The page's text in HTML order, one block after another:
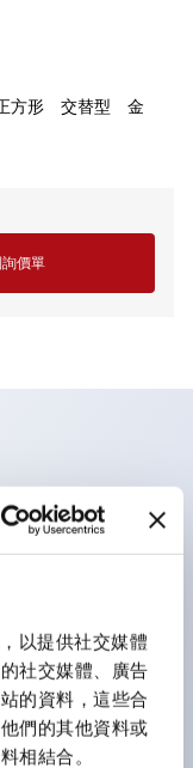
以提供社交媒體
社交媒體、廣告
的資料，這些合
們的其他資料或
相結合。
方形 交替型 金
價單
邊框
多3c接點。